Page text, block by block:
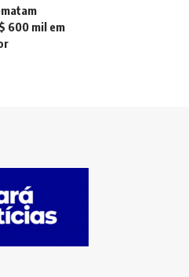
600 mil em